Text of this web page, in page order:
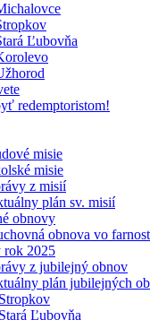
Ľubovňa
redemptoristom!
misie
misie
z misií
plán sv. misií
obnovy
obnova vo
rok 2025
z jubilejný obnov
plán jubilejných
Ľubovňa